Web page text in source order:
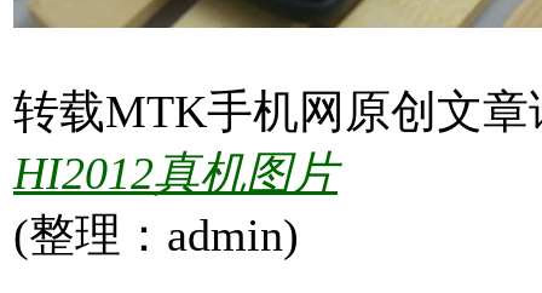
转载MTK手机网原创文
HI2012真机图片
(整理：admin)